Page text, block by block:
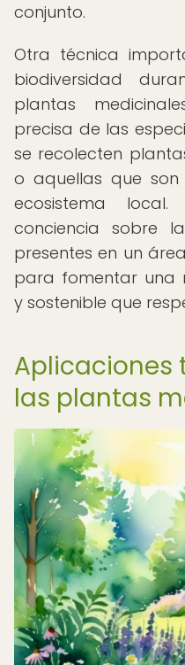
conjunto.
Otra técnica
biodiversidad
plantas
precisa de las
se recolecten
o aquellas que
ecosistema
conciencia sobre
presentes en un
para fomentar una
y sostenible que
Aplicaciones
las plantas